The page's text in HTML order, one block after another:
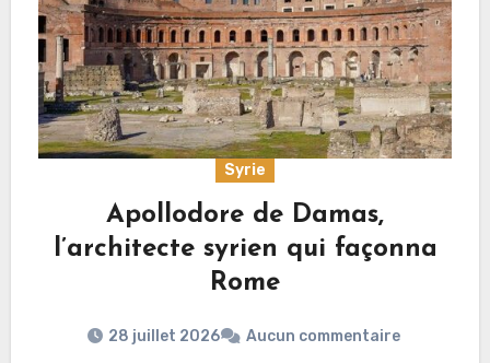
Syrie
Apollodore de Damas,
l’architecte syrien qui façonna
Rome
28 juillet 2026 Aucun commentaire